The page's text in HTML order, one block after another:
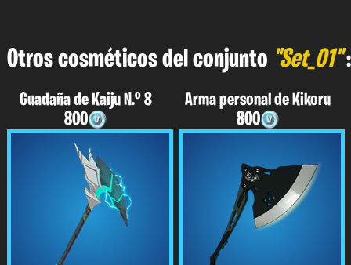
Otros cosméticos del conjunto "Set_01":
Guadaña de Kaiju N.º 8
800
Arma personal de Kikoru
800